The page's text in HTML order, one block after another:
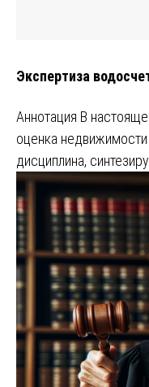
Экспертиза
Аннотация В
оценка недвижимости
дисциплина,